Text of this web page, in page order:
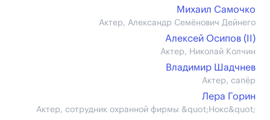
Михаил Самочко
Актер, Александр Семёнович Дейнего
Алексей Осипов (II)
Актер, Николай Колчин
Владимир Шадчнев
Актер, сапёр
Лера Горин
Актер, сотрудник охранной фирмы &quot;Нокс&quot;